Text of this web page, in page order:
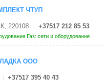
ЧТУП
220108 +37517 212 85 53
Газ: сети и оборудование
ООО
+37517 395 40 43